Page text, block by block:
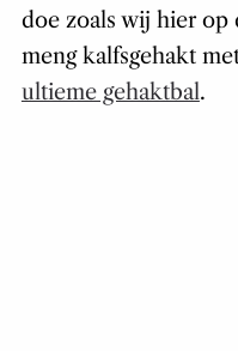
doe zoals wij hier op
meng kalfsgehakt
ultieme gehaktbal.